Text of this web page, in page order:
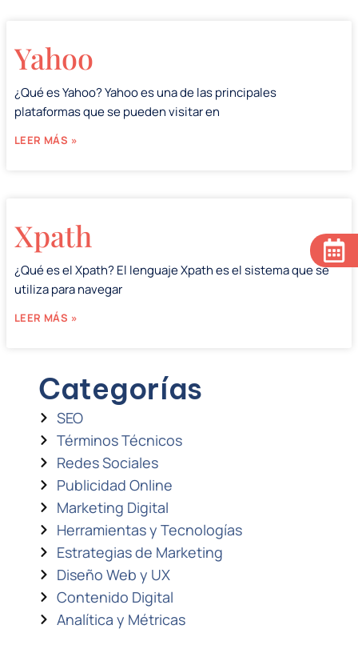
Yahoo
¿Qué es Yahoo? Yahoo es una de las principales
plataformas que se pueden visitar en
LEER MÁS »
Xpath
¿Qué es el Xpath? El lenguaje Xpath es el sistema que se
utiliza para navegar
LEER MÁS »
Categorías
SEO
Términos Técnicos
Redes Sociales
Publicidad Online
Marketing Digital
Herramientas y Tecnologías
Estrategias de Marketing
Diseño Web y UX
Contenido Digital
Analítica y Métricas